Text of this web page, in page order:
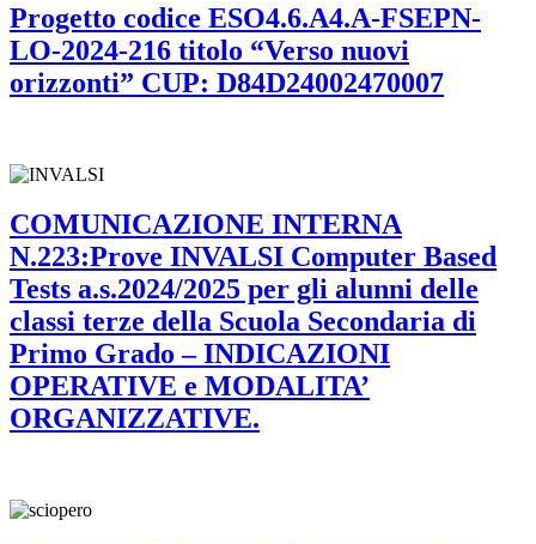
Progetto codice ESO4.6.A4.A-FSEPN-
LO-2024-216 titolo “Verso nuovi
orizzonti” CUP: D84D24002470007
COMUNICAZIONE INTERNA
N.223:Prove INVALSI Computer Based
Tests a.s.2024/2025 per gli alunni delle
classi terze della Scuola Secondaria di
Primo Grado – INDICAZIONI
OPERATIVE e MODALITA’
ORGANIZZATIVE.